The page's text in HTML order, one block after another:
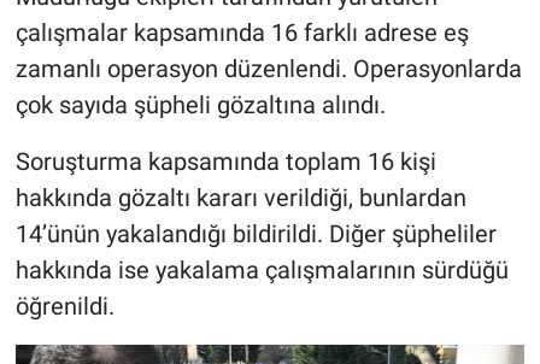
çalışmalar kapsamında 16 farklı adrese eş
zamanlı operasyon düzenlendi. Operasyonlarda
çok sayıda şüpheli gözaltına alındı.
Soruşturma kapsamında toplam 16 kişi
hakkında gözaltı kararı verildiği, bunlardan
14’ünün yakalandığı bildirildi. Diğer şüpheliler
hakkında ise yakalama çalışmalarının sürdüğü
öğrenildi.